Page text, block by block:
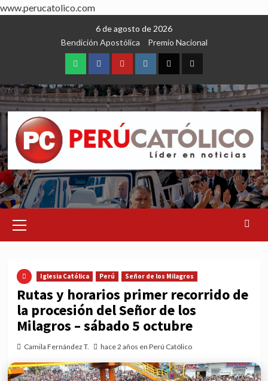
www.perucatolico.com
6 de agosto de 2026
Bendición Apostólica
Premio Nacional
WhatsAppFacebookYoutubeInstagram
X TikTok
Menu
Iglesia Católica Perú Señor de los Milagros
Rutas y horarios primer recorrido de
la procesión del Señor de los
Milagros – sábado 5 octubre
Camila Fernández T. hace 2 años en Perú Católico